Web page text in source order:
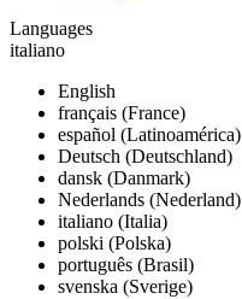
Languages
italiano
English
français (France)
español (Latinoamérica)
Deutsch (Deutschland)
dansk (Danmark)
Nederlands (Nederland)
italiano (Italia)
polski (Polska)
português (Brasil)
svenska (Sverige)